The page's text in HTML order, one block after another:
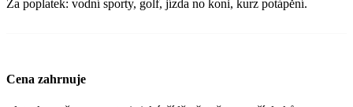
Za poplatek: vodní sporty, golf, jízda no koni, kurz potápění.
Cena zahrnuje